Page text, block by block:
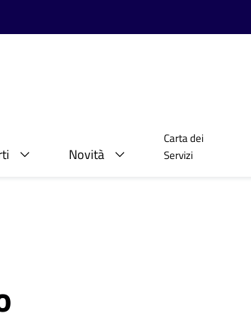
Novità
Carta dei
Servizi